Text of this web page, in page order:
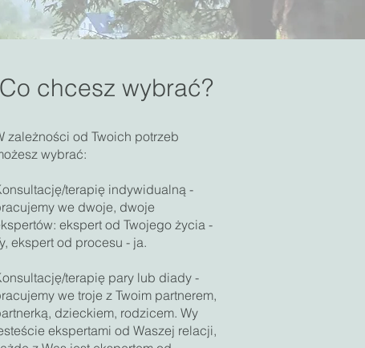
Co chcesz wybrać?
zależności od Twoich potrzeb
wybrać:
terapię indywidualną -
we dwoje, dwoje
ekspert od Twojego życia -
ekspert od procesu - ja.
terapię pary lub diady -
we troje z Twoim partnerem,
dzieckiem, rodzicem. Wy
ekspertami od Waszej relacji,